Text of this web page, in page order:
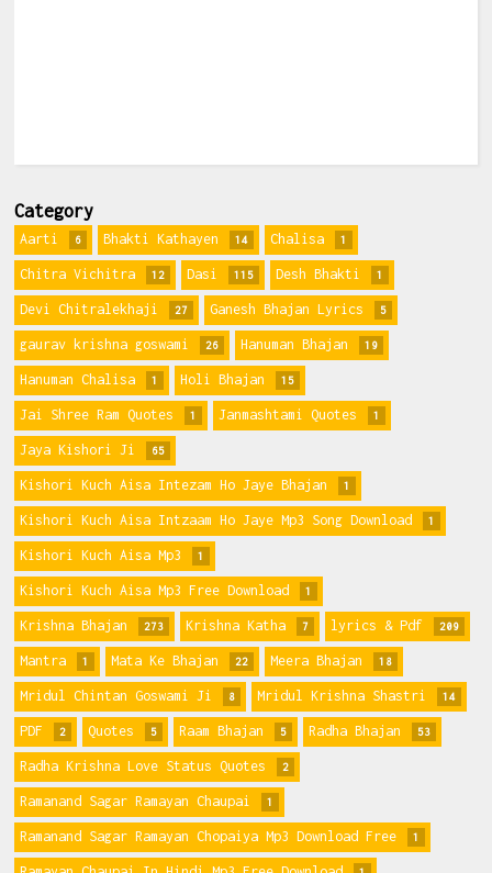
Category
Aarti 6 Bhakti Kathayen 14 Chalisa 1
Chitra Vichitra 12 Dasi 115 Desh Bhakti 1
Devi Chitralekhaji 27 Ganesh Bhajan Lyrics 5
gaurav krishna goswami 26 Hanuman Bhajan 19
Hanuman Chalisa 1 Holi Bhajan 15
Jai Shree Ram Quotes 1 Janmashtami Quotes 1
Jaya Kishori Ji 65
Kishori Kuch Aisa Intezam Ho Jaye Bhajan 1
Kishori Kuch Aisa Intzaam Ho Jaye Mp3 Song Download 1
Kishori Kuch Aisa Mp3 1
Kishori Kuch Aisa Mp3 Free Download 1
Krishna Bhajan 273 Krishna Katha 7 lyrics & Pdf 209
Mantra 1 Mata Ke Bhajan 22 Meera Bhajan 18
Mridul Chintan Goswami Ji 8 Mridul Krishna Shastri 14
PDF 2 Quotes 5 Raam Bhajan 5 Radha Bhajan 53
Radha Krishna Love Status Quotes 2
Ramanand Sagar Ramayan Chaupai 1
Ramanand Sagar Ramayan Chopaiya Mp3 Download Free 1